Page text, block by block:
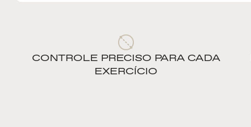
CONTROLE PRECISO PARA CADA
EXERCÍCIO